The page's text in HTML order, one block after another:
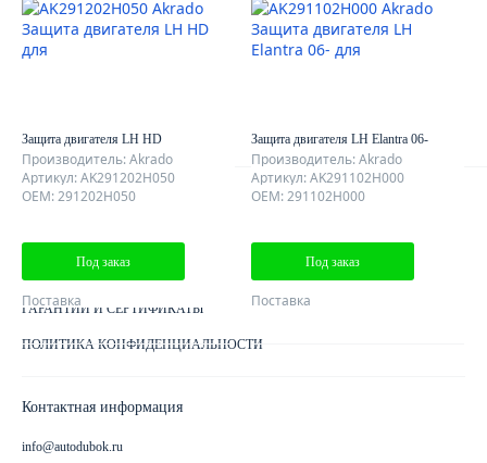
Защита двигателя LH HD
Производитель: Akrado
Артикул: AK291202H050
OEM: 291202H050
Под заказ
Поставка
Защита двигателя LH Elantra 06-
Производитель: Akrado
Артикул: AK291102H000
OEM: 291102H000
Под заказ
Поставка
О КОМПАНИИ
ОТЗЫВЫ КЛИЕНТОВ
КАРТА САЙТА
Клиентам
КАК ОПЛАТИТЬ ЗАКАЗ
ГАРАНТИИ И СЕРТИФИКАТЫ
ПОЛИТИКА КОНФИДЕНЦИАЛЬНОСТИ
Контактная информация
info@autodubok.ru